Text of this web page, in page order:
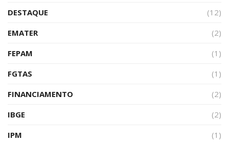
DESTAQUE
(12)
EMATER
(2)
FEPAM
(1)
FGTAS
(1)
FINANCIAMENTO
(2)
IBGE
(2)
IPM
(1)